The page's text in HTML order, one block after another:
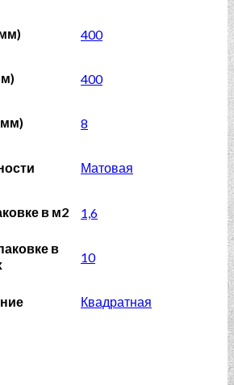
400
400
8
Матовая
в м2 1,6
в
10
Квадратная